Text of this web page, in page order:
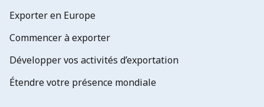
Exporter en Europe
Commencer à exporter
Développer vos activités d’exportation
Étendre votre présence mondiale